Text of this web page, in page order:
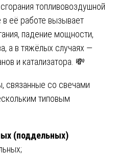
топливовоздушной
её работе вызывает
падение мощности,
а в тяжёлых случаях —
и катализатора. 💸
связанные со свечами
типовым
(поддельных)